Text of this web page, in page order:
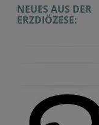
NEUES AUS DER
ERZDIÖZESE: